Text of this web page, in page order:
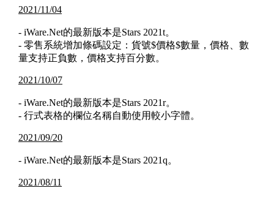
2021/11/04
- iWare.Net的最新版本是Stars 2021t。
- 零售系統增加條碼設定：貨號$價格$數量，價格、數
量支持正負數，價格支持百分數。
2021/10/07
- iWare.Net的最新版本是Stars 2021r。
- 行式表格的欄位名稱自動使用較小字體。
2021/09/20
- iWare.Net的最新版本是Stars 2021q。
2021/08/11